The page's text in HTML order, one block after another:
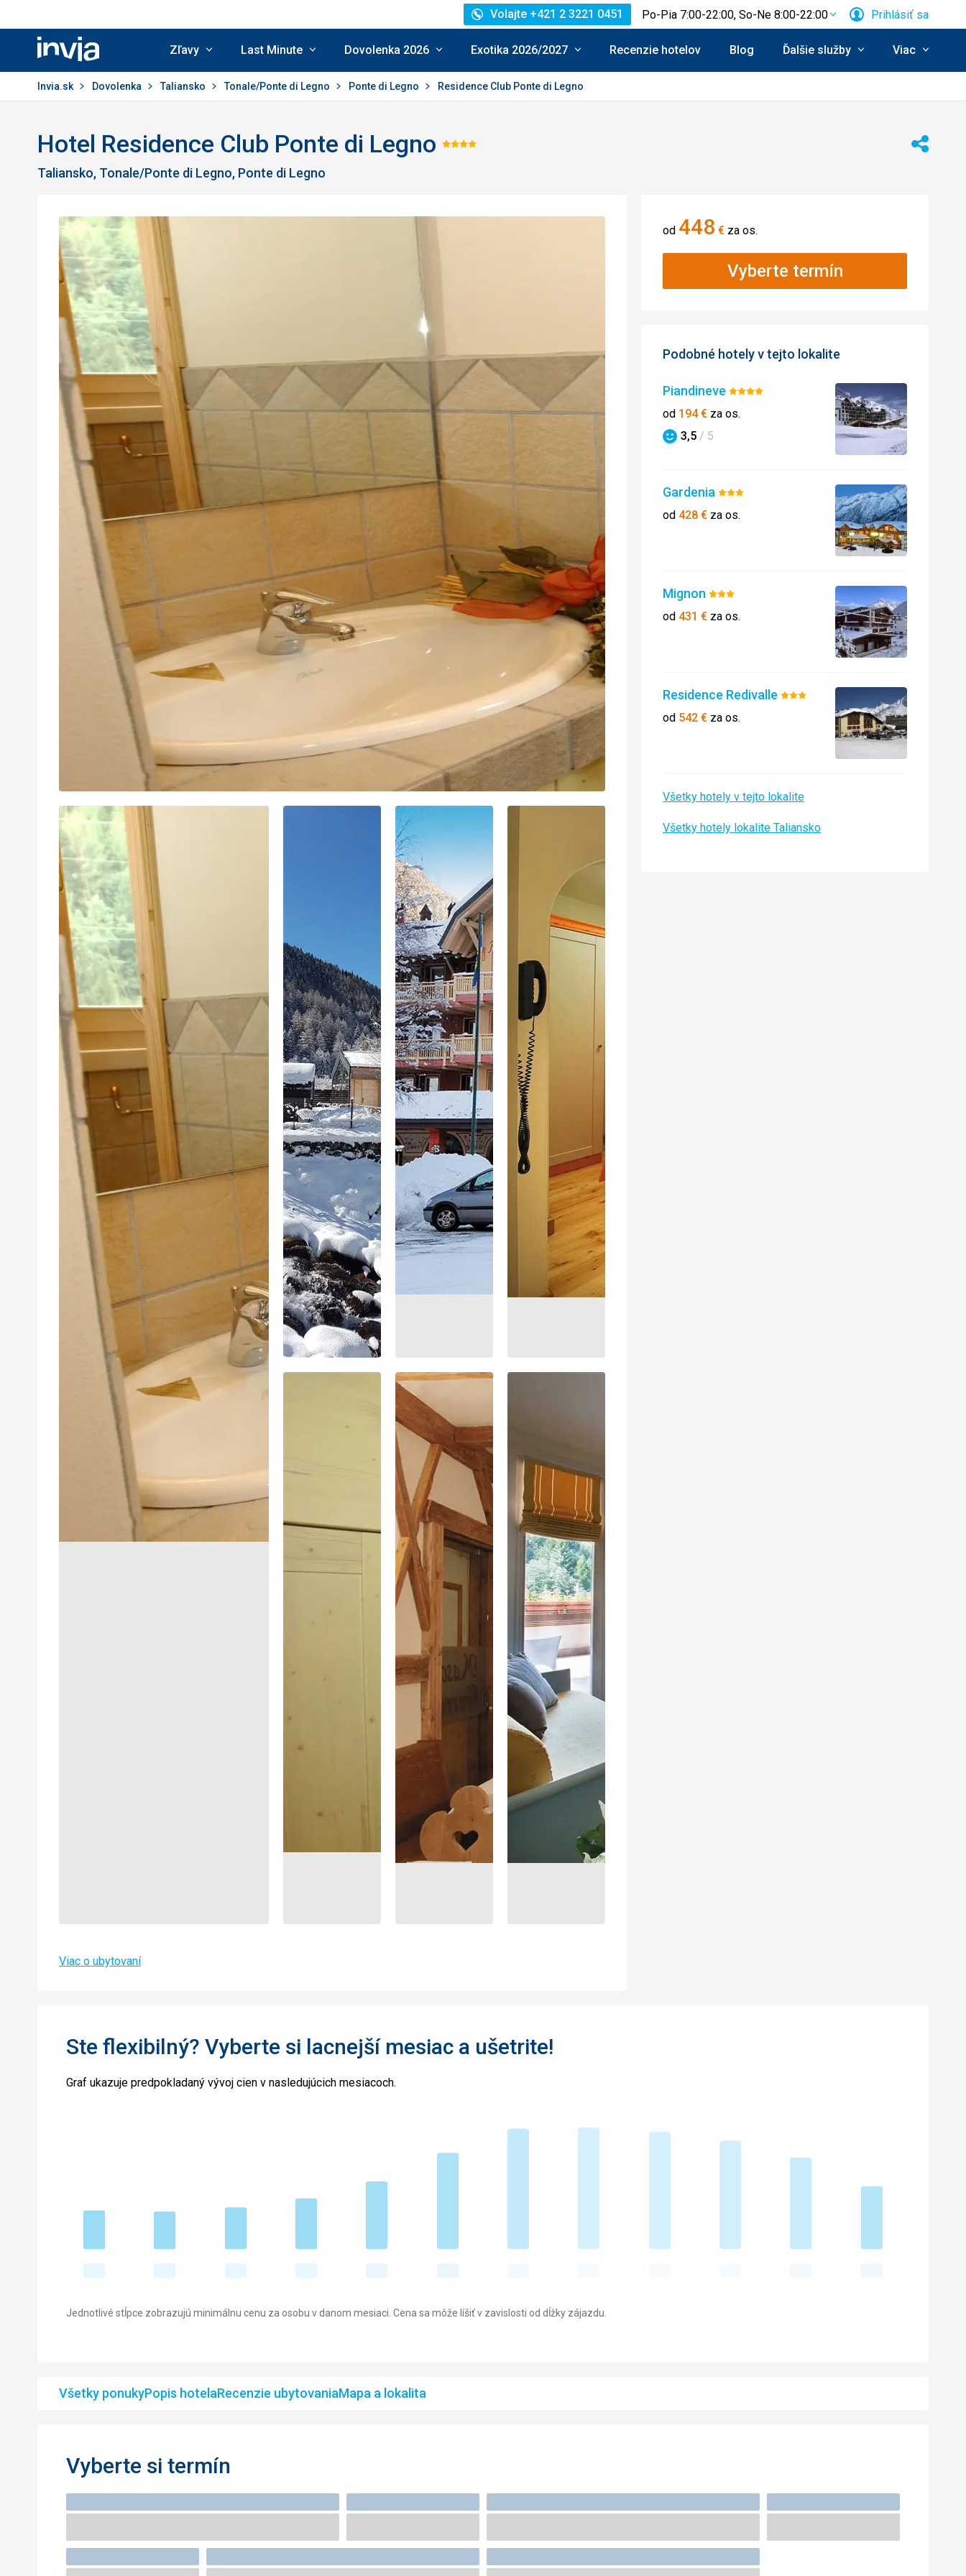
Invia.sk
Volajte +421 2 3221 0451 Po-Pia 7:00-22:00, So-Ne 8:00-22:00 Prihlásiť sa
Zľavy Last Minute Dovolenka 2026 Exotika 2026/2027 Recenzie hotelov Blog Ďalšie služby Viac
Invia.sk Dovolenka Taliansko Tonale/Ponte di Legno Ponte di Legno Residence Club Ponte di Legno
Hotel Residence Club Ponte di Legno Hodnotenie:
Taliansko, Tonale/Ponte di Legno, Ponte di Legno
Zdieľať
Viac o ubytovaní
od 448 € za os.
Vyberte termín
Podobné hotely v tejto lokalite
Piandineve Hodnotenie:
4/5
od 194 € za os.
Hodnotenie
3,5 / 5
Gardenia Hodnotenie:
3/5
od 428 € za os.
Mignon Hodnotenie:
3/5
od 431 € za os.
Residence Redivalle Hodnotenie:
od 542 € za os.
Všetky hotely v tejto lokalite
Všetky hotely lokalite Taliansko
Ste flexibilný? Vyberte si lacnejší mesiac a ušetrite!
Graf ukazuje predpokladaný vývoj cien v nasledujúcich mesiacoch.
Jednotlivé stĺpce zobrazujú minimálnu cenu za osobu v danom mesiaci. Cena sa môže líšiť v zavislosti od dĺžky zájazdu.
Všetky ponukyPopis hotelaRecenzie ubytovaniaMapa a lokalita
Vyberte si termín